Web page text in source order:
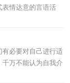
表情达意的言语活
编整理的...
有必要对自己进行适
万不能认为自我介
自...